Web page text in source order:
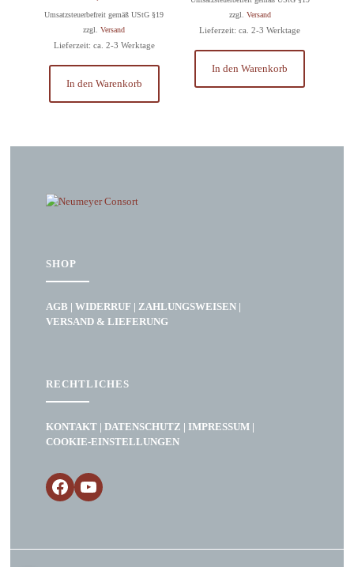
Umsatzsteuerbefreit gemäß UStG §19
zzgl.Versand
Lieferzeit: ca. 2-3 Werktage
In den Warenkorb
zzgl. Versand
Lieferzeit: ca. 2-3 Werktage
In den Warenkorb
SHOP
AGB |WIDERRUF |ZAHLUNGSWEISEN |
VERSAND & LIEFERUNG
RECHTLICHES
KONTAKT |DATENSCHUTZ |IMPRESSUM |
COOKIE-EINSTELLUNGEN
Facebook
YouTube